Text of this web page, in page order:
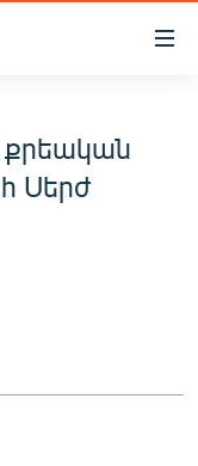
քրեական
Սերժ